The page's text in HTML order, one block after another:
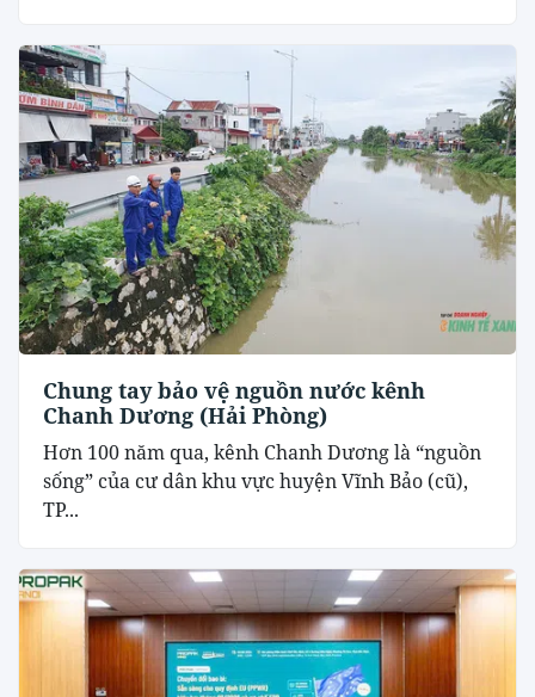
Chung tay bảo vệ nguồn nước kênh
Chanh Dương (Hải Phòng)
Hơn 100 năm qua, kênh Chanh Dương là “nguồn
sống” của cư dân khu vực huyện Vĩnh Bảo (cũ),
TP...